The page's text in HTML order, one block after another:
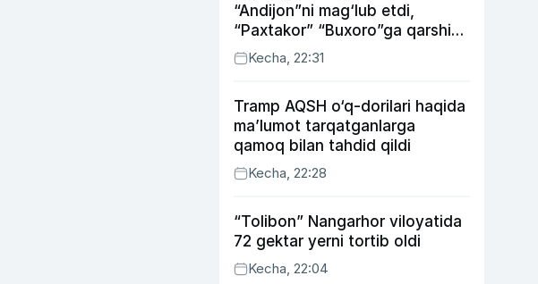
“Andijon”ni mag‘lub etdi,
“Paxtakor” “Buxoro”ga qarshi
bahsda g‘alabani qo‘ldan
chiqardi
Kecha, 22:31
Tramp AQSH o‘q-dorilari haqida
ma’lumot tarqatganlarga
qamoq bilan tahdid qildi
Kecha, 22:28
“Tolibon” Nangarhor viloyatida
72 gektar yerni tortib oldi
Kecha, 22:04